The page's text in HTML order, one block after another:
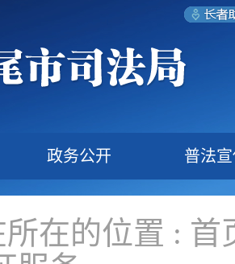
政务公开 普法
在的位置 : 首